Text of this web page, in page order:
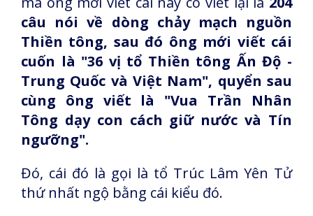
câu nói về dòng chảy mạch nguồn
Thiền tông, sau đó ông mới viết cái
cuốn là "36 vị tổ Thiền tông Ấn Độ -
Trung Quốc và Việt Nam", quyển sau
cùng ông viết là "Vua Trần Nhân
Tông dạy con cách giữ nước và Tín
ngưỡng".
Đó, cái đó là gọi là tổ Trúc Lâm Yên Tử
thứ nhất ngộ bằng cái kiểu đó.